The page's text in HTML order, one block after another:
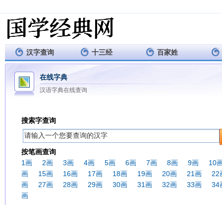
汉字查询 十三经 百家姓
在线字典
汉语字典在线查询
搜索字查询
按笔画查询
1画
2画 3画 4画 5画 6画 7画 8画 9画
10
画
15画 16画 17画 18画 19画 20画 21画
22
画
27画 28画 29画 30画 31画 32画 33画
34
画